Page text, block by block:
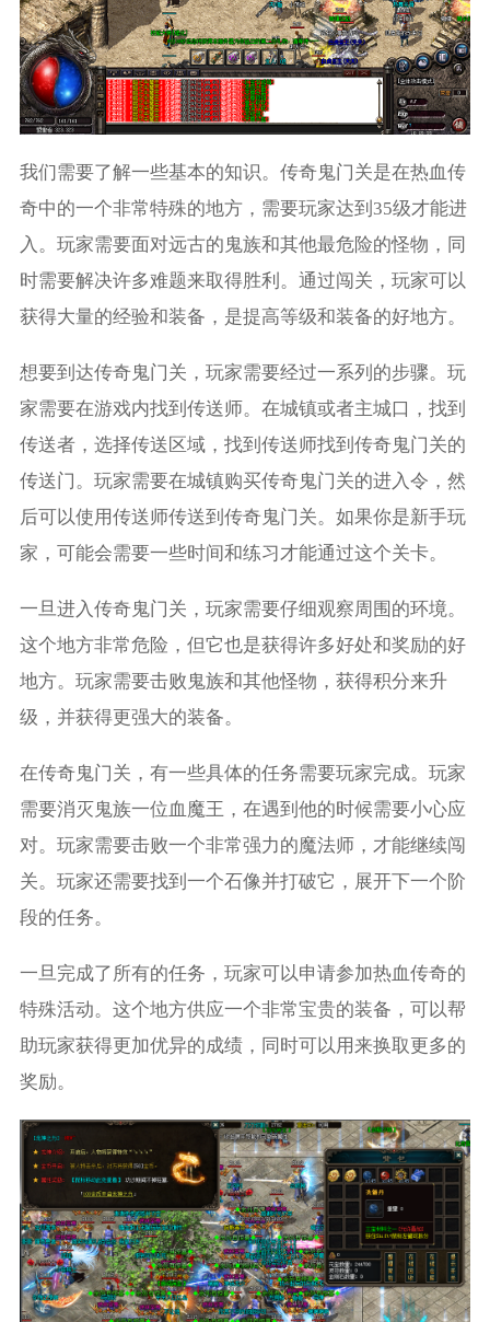
我们需要了解一些基本的知识。传奇鬼门关是在热血传
奇中的一个非常特殊的地方，需要玩家达到35级才能进
入。玩家需要面对远古的鬼族和其他最危险的怪物，同
时需要解决许多难题来取得胜利。通过闯关，玩家可以
获得大量的经验和装备，是提高等级和装备的好地方。
想要到达传奇鬼门关，玩家需要经过一系列的步骤。玩
家需要在游戏内找到传送师。在城镇或者主城口，找到
传送者，选择传送区域，找到传送师找到传奇鬼门关的
传送门。玩家需要在城镇购买传奇鬼门关的进入令，然
后可以使用传送师传送到传奇鬼门关。如果你是新手玩
家，可能会需要一些时间和练习才能通过这个关卡。
一旦进入传奇鬼门关，玩家需要仔细观察周围的环境。
这个地方非常危险，但它也是获得许多好处和奖励的好
地方。玩家需要击败鬼族和其他怪物，获得积分来升
级，并获得更强大的装备。
在传奇鬼门关，有一些具体的任务需要玩家完成。玩家
需要消灭鬼族一位血魔王，在遇到他的时候需要小心应
对。玩家需要击败一个非常强力的魔法师，才能继续闯
关。玩家还需要找到一个石像并打破它，展开下一个阶
段的任务。
一旦完成了所有的任务，玩家可以申请参加热血传奇的
特殊活动。这个地方供应一个非常宝贵的装备，可以帮
助玩家获得更加优异的成绩，同时可以用来换取更多的
奖励。